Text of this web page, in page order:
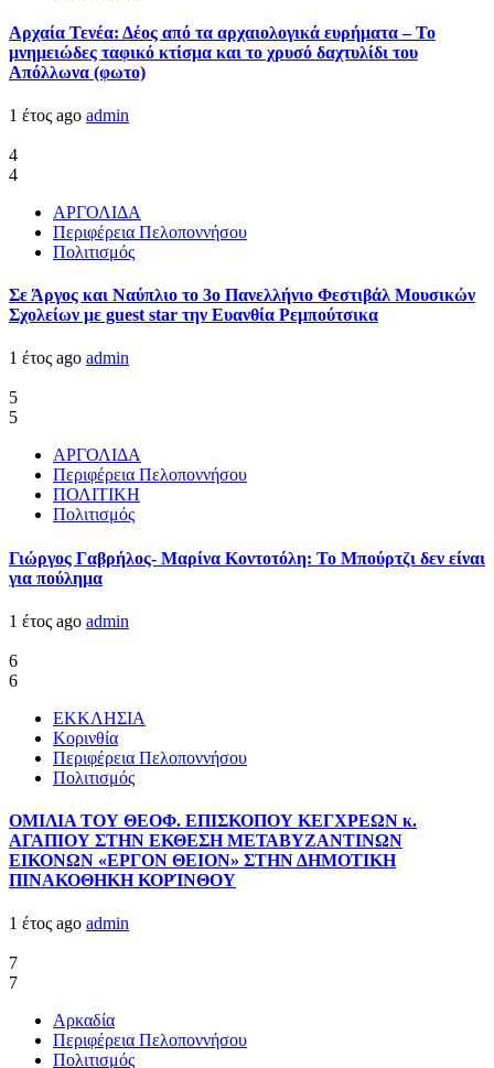
Αρχαία Τενέα: Δέος από τα αρχαιολογικά ευρήματα – Το
μνημειώδες ταφικό κτίσμα και το χρυσό δαχτυλίδι του
Απόλλωνα (φωτο)
1 έτος ago admin
4
4
ΑΡΓΟΛΙΔΑ
Περιφέρεια Πελοποννήσου
Πολιτισμός
Σε Άργος και Ναύπλιο το 3ο Πανελλήνιο Φεστιβάλ Μουσικών
Σχολείων με guest star την Ευανθία Ρεμπούτσικα
1 έτος ago admin
5
5
ΑΡΓΟΛΙΔΑ
Περιφέρεια Πελοποννήσου
ΠΟΛΙΤΙΚΗ
Πολιτισμός
Γιώργος Γαβρήλος- Μαρίνα Κοντοτόλη: Το Μπούρτζι δεν είναι
για πούλημα
1 έτος ago admin
6
6
ΕΚΚΛΗΣΙΑ
Κορινθία
Περιφέρεια Πελοποννήσου
Πολιτισμός
ΟΜΙΛΙΑ ΤΟΥ ΘΕΟΦ. ΕΠΙΣΚΟΠΟΥ ΚΕΓΧΡΕΩΝ κ.
ΑΓΑΠΙΟΥ ΣΤΗΝ ΕΚΘΕΣΗ ΜΕΤΑΒΥΖΑΝΤΙΝΩΝ
ΕΙΚΟΝΩΝ «ΕΡΓΟΝ ΘΕΙΟΝ» ΣΤΗΝ ΔΗΜΟΤΙΚΗ
ΠΙΝΑΚΟΘΗΚΗ ΚΟΡΊΝΘΟΥ
1 έτος ago admin
7
7
Αρκαδία
Περιφέρεια Πελοποννήσου
Πολιτισμός